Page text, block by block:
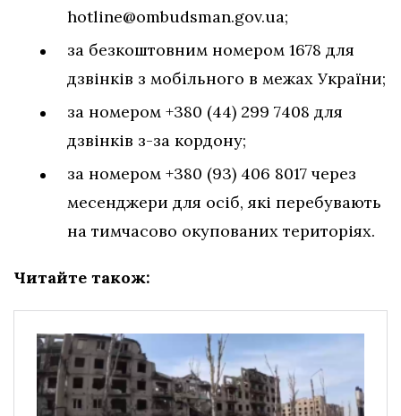
hotline@ombudsman.gov.ua;
за безкоштовним номером 1678 для
дзвінків з мобільного в межах України;
за номером +380 (44) 299 7408 для
дзвінків з-за кордону;
за номером +380 (93) 406 8017 через
месенджери для осіб, які перебувають
на тимчасово окупованих територіях.
Читайте також: